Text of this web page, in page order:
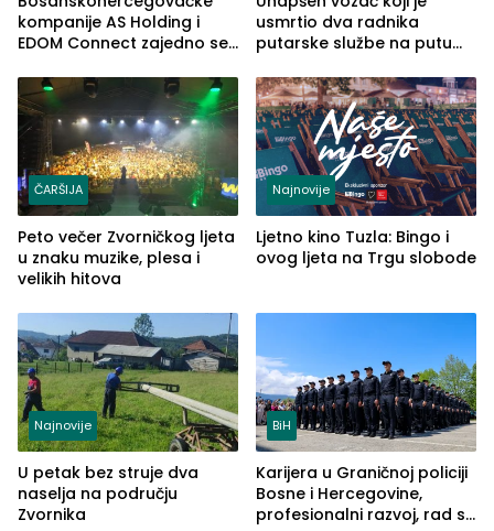
kompanije AS Holding i
EDOM Connect zajedno se
usmrtio dva radnika
putarske službe na putu
(FOTO)
ČARŠIJA
Peto večer Zvorničkog ljeta
u znaku muzike, plesa i
velikih hitova
Najnovije
Ljetno kino Tuzla: Bingo i
ovog ljeta na Trgu slobode
Najnovije
U petak bez struje dva
naselja na području
Zvornika
BiH
Karijera u Graničnoj policiji
Bosne i Hercegovine,
profesionalni razvoj, rad sa